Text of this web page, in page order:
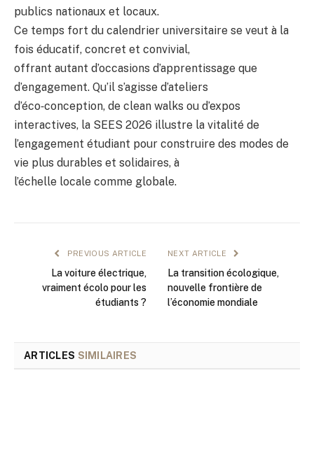
publics nationaux et locaux.
Ce temps fort du calendrier universitaire se veut à la
fois éducatif, concret et convivial,
offrant autant d’occasions d’apprentissage que
d’engagement. Qu’il s’agisse d’ateliers
d’éco‑conception, de clean walks ou d’expos
interactives, la SEES 2026 illustre la vitalité de
l’engagement étudiant pour construire des modes de
vie plus durables et solidaires, à
l’échelle locale comme globale.
PREVIOUS ARTICLE
La voiture électrique,
vraiment écolo pour les
étudiants ?
NEXT ARTICLE
La transition écologique,
nouvelle frontière de
l’économie mondiale
ARTICLES SIMILAIRES